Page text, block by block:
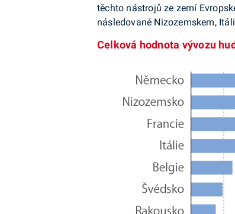
těchto nástrojů ze zemí
následované Nizozemskem,
Celková hodnota vývozu